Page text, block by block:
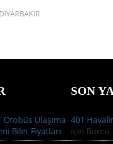
Otobüs Ulaşıma
Bilet Fiyatları
SON
401
için Burcu